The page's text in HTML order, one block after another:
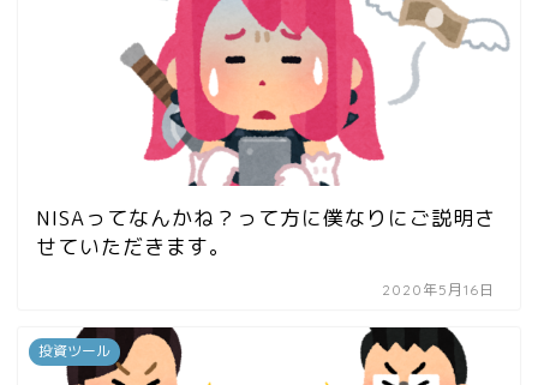
NISAってなんかね？って方に僕なりにご説明さ
せていただきます。
2020年5月16日
投資ツール